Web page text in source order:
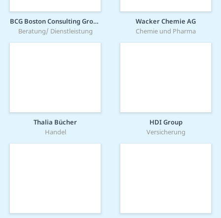
BCG Boston Consulting Group
Beratung/ Dienstleistung
Wacker Chemie AG
Chemie und Pharma
Thalia Bücher
Handel
HDI Group
Versicherung